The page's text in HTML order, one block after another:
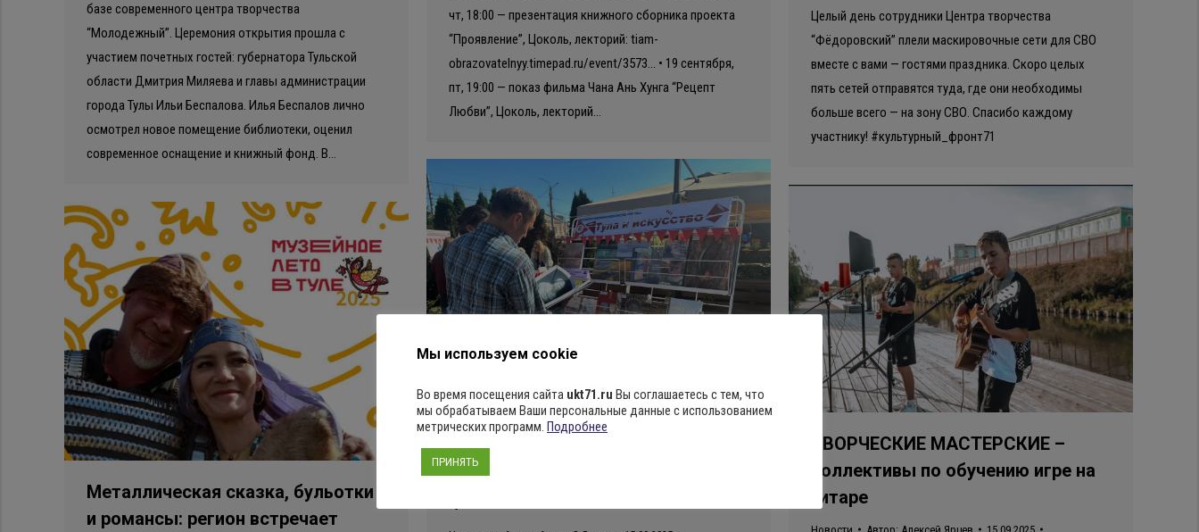
базе современного центра творчества
“Молодежный”. Церемония открытия прошла с
участием почетных гостей: губернатора Тульской
области Дмитрия Миляева и главы администрации
города Тулы Ильи Беспалова. Илья Беспалов лично
осмотрел новое помещение библиотеки, оценил
современное оснащение и книжный фонд. В…
чт, 18:00 — презентация книжного сборника проекта
“Проявление”, Цоколь, лекторий: tiam-
obrazovatelnyy.timepad.ru/event/3573… • 19 сентября,
пт, 19:00 — показ фильма Чана Ань Хунга “Рецепт
Любви”, Цоколь, лекторий…
Целый день сотрудники Центра творчества
“Фёдоровский” плели маскировочные сети для СВО
вместе с вами — гостями праздника. Скоро целых
пять сетей отправятся туда, где они необходимы
больше всего — на зону СВО. Спасибо каждому
участнику! #культурный_фронт71
Остались самые тёплые
воспоминания от нашего
ТВОРЧЕСКИЕ МАСТЕРСКИЕ –
коллективы по обучению игре на
гитаре
Металлическая сказка, бульотки
и романсы: регион встречает
Мы используем cookie
Во время посещения сайта ukt71.ru Вы соглашаетесь с тем, что
мы обрабатываем Ваши персональные данные с использованием
метрических программ. Подробнее
ПРИНЯТЬ